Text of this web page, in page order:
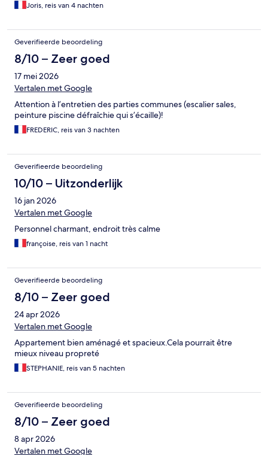
Joris, reis van 4 nachten
Geverifieerde beoordeling
8/10 – Zeer goed
17 mei 2026
Vertalen met Google
Attention à l’entretien des parties communes (escalier sales,
peinture piscine défraîchie qui s’écaille)!
FREDERIC, reis van 3 nachten
Geverifieerde beoordeling
10/10 – Uitzonderlijk
16 jan 2026
Vertalen met Google
Personnel charmant, endroit très calme
françoise, reis van 1 nacht
Geverifieerde beoordeling
8/10 – Zeer goed
24 apr 2026
Vertalen met Google
Appartement bien aménagé et spacieux.Cela pourrait être
mieux niveau propreté
STEPHANIE, reis van 5 nachten
Geverifieerde beoordeling
8/10 – Zeer goed
8 apr 2026
Vertalen met Google